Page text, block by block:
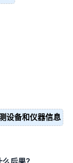
设备和仪器信息